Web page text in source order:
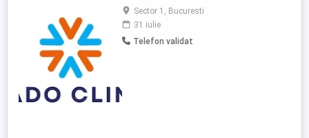
electrocasnice cu experiență practică în
reparații la domiciliul clientului. Descrierea
postului Acesta este un rol full-time, cu
activitate pe teren în București si Ilfov.
Sector 1, Bucuresti
31 iulie
Telefon validat